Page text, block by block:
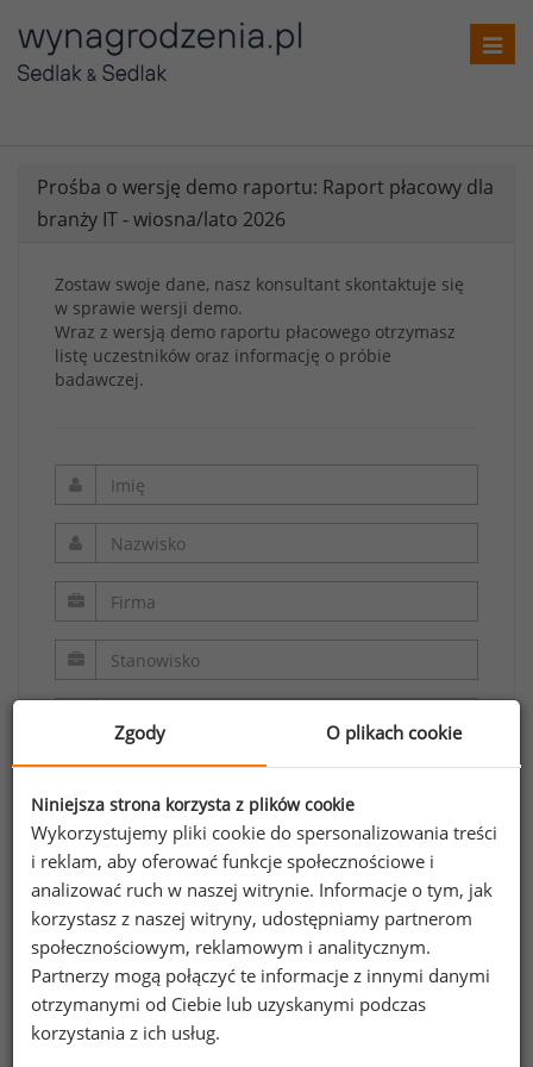
Prośba o wersję demo raportu: Raport płacowy dla
branży IT - wiosna/lato 2026
Zostaw swoje dane, nasz konsultant skontaktuje się
w sprawie wersji demo.
Wraz z wersją demo raportu płacowego otrzymasz
listę uczestników oraz informację o próbie
badawczej.
Oświadczam, że zapoznałem/zapoznałam się z
regulaminem.
Wyrażam zgodę na przetwarzanie moich
danych osobowych zawartych w formularzu
Zgody O plikach cookie
Niniejsza strona korzysta z plików cookie
Wykorzystujemy pliki cookie do spersonalizowania treści
i reklam, aby oferować funkcje społecznościowe i
analizować ruch w naszej witrynie. Informacje o tym, jak
korzystasz z naszej witryny, udostępniamy partnerom
społecznościowym, reklamowym i analitycznym.
Partnerzy mogą połączyć te informacje z innymi danymi
otrzymanymi od Ciebie lub uzyskanymi podczas
korzystania z ich usług.